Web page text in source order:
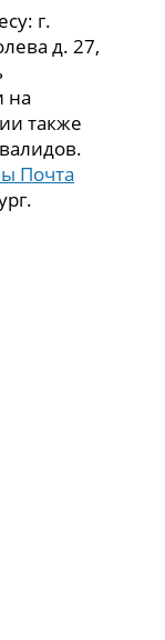
г.
д. 27,
на
также
Почта